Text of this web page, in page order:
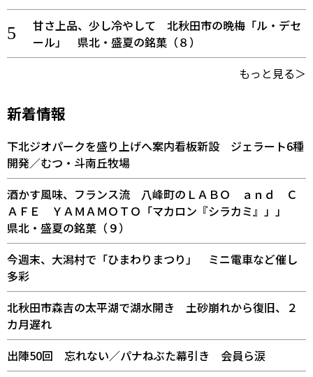
甘さ上品、少し冷やして 北秋田市の晩梅「ル・デセ
ール」 県北・盛夏の銘菓（８）
もっと見る＞
新着情報
下北ジオパークを盛り上げへ案内看板新設 ジェラート6種
開発／むつ・斗南丘牧場
酒かす風味、フランス流 八峰町のＬＡＢＯ ａｎｄ Ｃ
ＡＦＥ ＹＡＭＡＭＯＴＯ「マカロン『シラカミ』」」
県北・盛夏の銘菓（９）
今週末、大潟村で「ひまわりまつり」 ミニ電車など催し
多彩
北秋田市森吉の太平湖で湖水開き 土砂崩れから復旧、２
カ月遅れ
出陣50回 忘れない／パナねぶた幕引き 会員ら涙